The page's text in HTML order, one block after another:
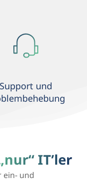
Support und
IT’ler
ein- und